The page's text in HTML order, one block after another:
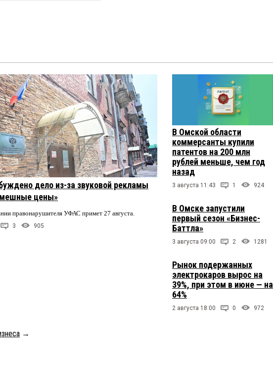
дело из-за звуковой рекламы
цены»
правонарушителя УФАС примет 27 августа.
3 905
В Омской области
коммерсанты купили
патентов на 200 млн
рублей меньше, чем год
назад
3 августа 11:43 1 924
В Омске запустили
первый сезон «Бизнес-
Баттла»
3 августа 09:00 2 1281
Рынок подержанных
электрокаров вырос на
39%, при этом в июне — на
64%
2 августа 18:00 0 972
→